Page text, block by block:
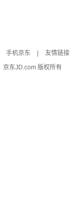
手机京东 友情链接
京东JD.com 版权所有